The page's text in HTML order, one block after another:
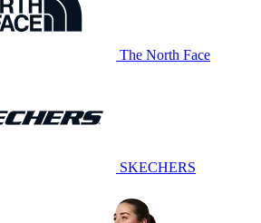
The North Face
SKECHERS